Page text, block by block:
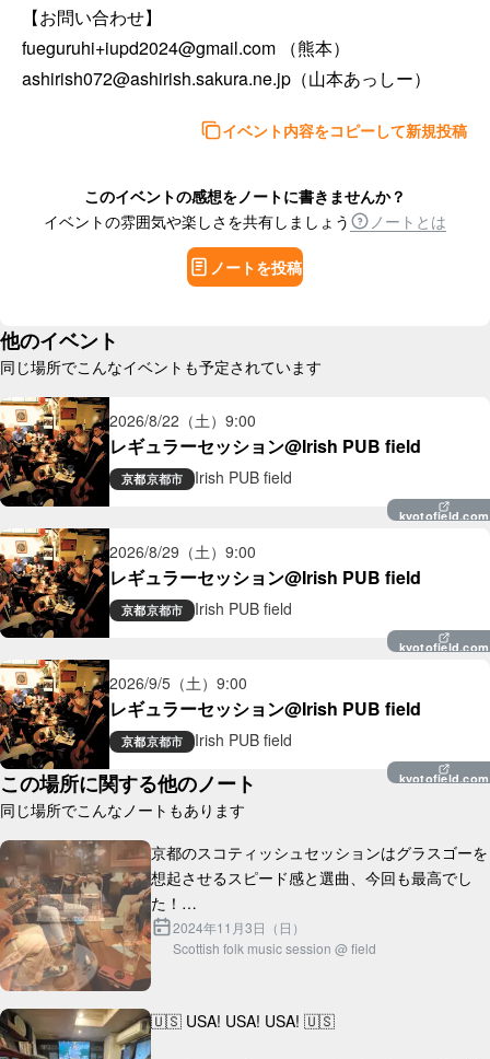
【お問い合わせ】
fueguruhi+iupd2024@gmail.com （熊本）
ashirish072@ashirish.sakura.ne.jp（山本あっしー）
イベント内容をコピーして新規投稿
このイベントの感想をノートに書きませんか？
イベントの雰囲気や楽しさを共有しましょう
ノートとは
ノートを投稿
他のイベント
同じ場所でこんなイベントも予定されています
2026/8/22（土） 9:00
レギュラーセッション@Irish PUB field
京都京都市 Irish PUB field
kyotofield.com
2026/8/29（土） 9:00
レギュラーセッション@Irish PUB field
京都京都市 Irish PUB field
kyotofield.com
2026/9/5（土） 9:00
レギュラーセッション@Irish PUB field
京都京都市 Irish PUB field
kyotofield.com
この場所に関する他のノート
同じ場所でこんなノートもあります
京都のスコティッシュセッションはグラスゴーを
想起させるスピード感と選曲、今回も最高でし
た！
ところで近くに席からすごい楽しそうにセッショ
2024年11月3日（日）
Scottish folk music session @ field
🇺🇸 USA! USA! USA! 🇺🇸